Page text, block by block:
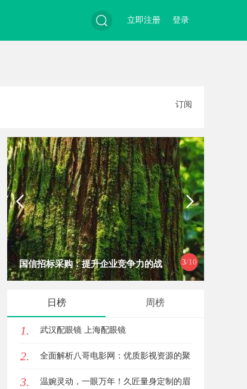
索
登录
立即注册
订阅
4/10
国信招标采购：提升企业竞争力的战
日榜 周榜
1. 武汉配眼镜 上海配眼镜
2. 全面解析八哥电影网：优质影视资源的聚
集地与观影体验升级方案
3. 温婉灵动，一眼万年！久匠量身定制的眉